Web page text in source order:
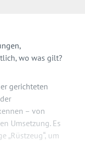
wo was gilt?
gerichteten
– von
Umsetzung. Es
„Rüstzeug“, um